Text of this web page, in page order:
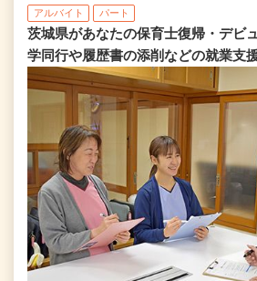
アルバイト パート
茨城県があなたの保育士復帰・デビ
学同行や履歴書の添削などの就業支援